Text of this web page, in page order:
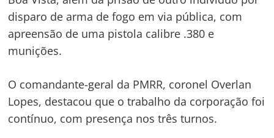
disparo de arma de fogo em via pública, com
apreensão de uma pistola calibre .380 e
munições.
O comandante-geral da PMRR, coronel Overlan
Lopes, destacou que o trabalho da corporação foi
contínuo, com presença nos três turnos.